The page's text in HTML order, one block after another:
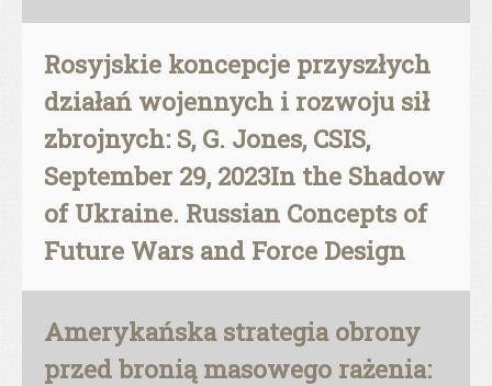
Rosyjskie koncepcje przyszłych
działań wojennych i rozwoju sił
zbrojnych: S, G. Jones, CSIS,
September 29, 2023In the Shadow
of Ukraine. Russian Concepts of
Future Wars and Force Design
Amerykańska strategia obrony
przed bronią masowego rażenia: